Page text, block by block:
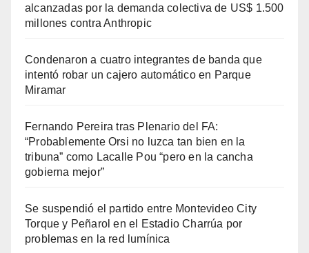
alcanzadas por la demanda colectiva de US$ 1.500
millones contra Anthropic
Condenaron a cuatro integrantes de banda que
intentó robar un cajero automático en Parque
Miramar
Fernando Pereira tras Plenario del FA:
“Probablemente Orsi no luzca tan bien en la
tribuna” como Lacalle Pou “pero en la cancha
gobierna mejor”
Se suspendió el partido entre Montevideo City
Torque y Peñarol en el Estadio Charrúa por
problemas en la red lumínica